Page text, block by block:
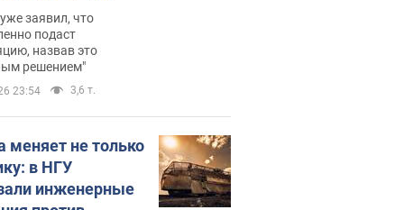
зала
400 млн
заявил, что
подаст
назвав это
решением"
23:54 3,6 т.
меняет не только
в НГУ
инженерные